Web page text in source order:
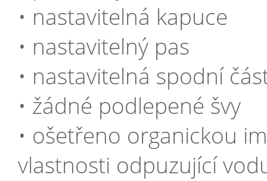
• nastavitelná kapuce
• nastavitelný pas
• nastavitelná spodní
• žádné podlepené švy
• ošetřeno organickou
vlastnosti odpuzující